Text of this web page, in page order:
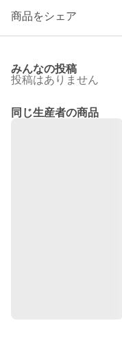
商品をシェア
みんなの投稿
投稿はありません
同じ生産者の商品